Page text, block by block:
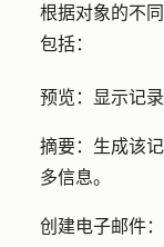
根据对象的不
包括：
预览 ：显示记
摘要：生成该
多信息。
创建电子邮件